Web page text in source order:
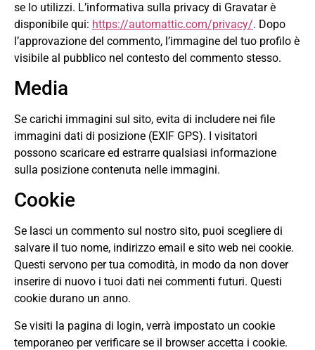
se lo utilizzi. L’informativa sulla privacy di Gravatar è
disponibile qui: https://automattic.com/privacy/. Dopo
l’approvazione del commento, l’immagine del tuo profilo è
visibile al pubblico nel contesto del commento stesso.
Media
Se carichi immagini sul sito, evita di includere nei file
immagini dati di posizione (EXIF GPS). I visitatori
possono scaricare ed estrarre qualsiasi informazione
sulla posizione contenuta nelle immagini.
Cookie
Se lasci un commento sul nostro sito, puoi scegliere di
salvare il tuo nome, indirizzo email e sito web nei cookie.
Questi servono per tua comodità, in modo da non dover
inserire di nuovo i tuoi dati nei commenti futuri. Questi
cookie durano un anno.
Se visiti la pagina di login, verrà impostato un cookie
temporaneo per verificare se il browser accetta i cookie.